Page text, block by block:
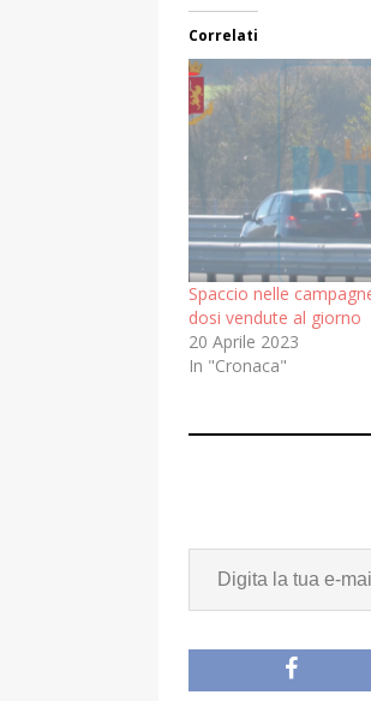
Correlati
Spaccio nelle
dosi vendute al giorno
20 Aprile 2023
In "Cronaca"